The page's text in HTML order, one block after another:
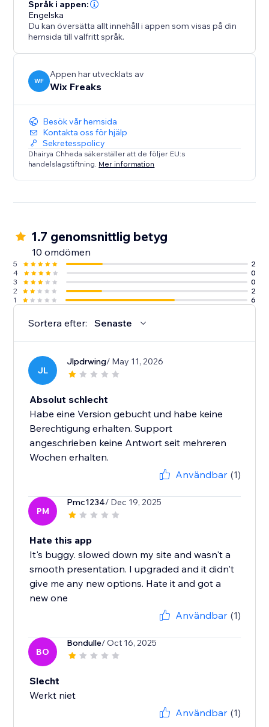
Språk i appen:
Engelska
Du kan översätta allt innehåll i appen som visas på din
hemsida till valfritt språk.
WF
Appen har utvecklats av
Wix Freaks
Besök vår hemsida
Kontakta oss för hjälp
Sekretesspolicy
Dhairya Chheda säkerställer att de följer EU:s
handelslagstiftning. Mer information
1.7 genomsnittlig betyg
10 omdömen
5
2
4
0
3
0
2
2
1
6
Sortera efter: Senaste
JL
Jlpdrwing/ May 11, 2026
Absolut schlecht
Habe eine Version gebucht und habe keine
Berechtigung erhalten. Support
angeschrieben keine Antwort seit mehreren
Wochen erhalten.
Användbar (1)
PM
Pmc1234/ Dec 19, 2025
Hate this app
It's buggy. slowed down my site and wasn't a
smooth presentation. I upgraded and it didn't
give me any new options. Hate it and got a
new one
Användbar (1)
BO
Bondulle/ Oct 16, 2025
Slecht
Werkt niet
Användbar (1)